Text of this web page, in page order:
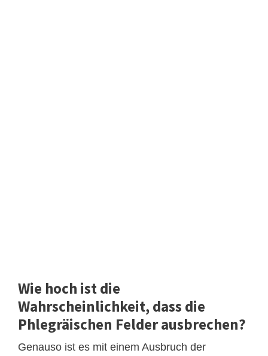
Wie hoch ist die
Wahrscheinlichkeit, dass die
Phlegräischen Felder ausbrechen?
Genauso ist es mit einem Ausbruch der